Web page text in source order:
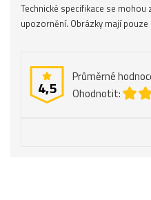
Technické specifikace se
upozornění. Obrázky mají
4,5
Průměrné
Ohodnotit: